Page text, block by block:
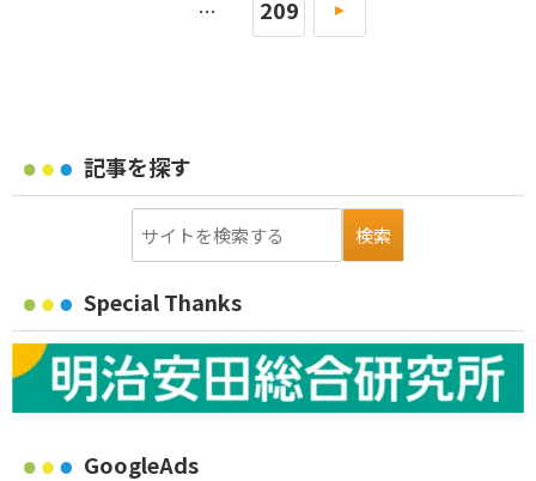
… 209 »
記事を探す
Special Thanks
GoogleAds